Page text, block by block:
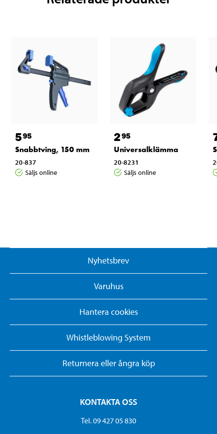
595
Snabbtving, 150 mm
20-837
Säljs online
295
Universalklämma
20-8231
Säljs online
Nyhetsbrev
Varuhus
Hantera cookies
Whistleblowing System
Returnera eller ångra köp
KONTAKTA OSS
Tel. 09 427 05 830